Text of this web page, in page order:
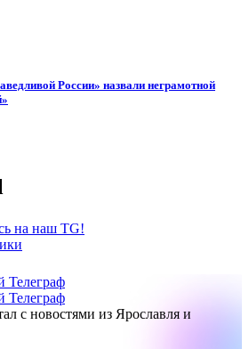
России» назвали неграмотной
на наш TG!
с новостями из Ярославля и